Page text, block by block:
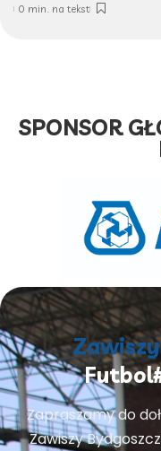
0 min. na tekst
SPONSOR
Futbol
Zapraszamy do
Zawiszy